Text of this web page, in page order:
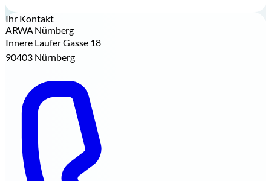
Ihr Kontakt
ARWA Nürnberg
Innere Laufer Gasse 18
90403 Nürnberg